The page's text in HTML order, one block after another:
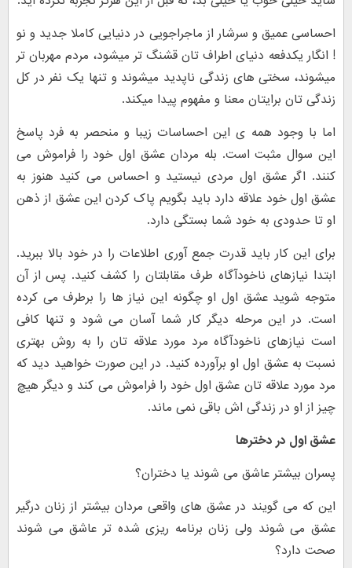
‎احساسی عمیق و سرشار از ماجراجویی در دنیایی کاملا جدید و نو
! انگار یکدفعه دنیای اطراف تان قشنگ تر میشود، مردم مهربان تر
میشوند، سختی های زندگی ناپدید میشوند و تنها یک نفر در کل
زندگی تان برایتان معنا و مفهوم پیدا میکند.
اما با وجود همه ی این احساسات زیبا و منحصر به فرد پاسخ
این سوال مثبت است. بله مردان عشق اول خود را فراموش می
کنند. اگر عشق اول مردی نیستید و احساس می کنید هنوز به
عشق اول خود علاقه دارد باید بگویم پاک کردن این عشق از ذهن
او تا حدودی به خود شما بستگی دارد.
برای این کار باید قدرت جمع آوری اطلاعات را در خود بالا ببرید.
ابتدا نیازهای ناخودآگاه طرف مقابلتان را کشف کنید. پس از آن
متوجه شوید عشق اول او چگونه این نیاز ها را برطرف می کرده
است. در این مرحله دیگر کار شما آسان می شود و تنها کافی
است نیازهای ناخودآگاه مرد مورد علاقه تان را به روش بهتری
نسبت به عشق اول او برآورده کنید. در این صورت خواهید دید که
مرد مورد علاقه تان عشق اول خود را فراموش می کند و دیگر هیچ
چیز از او در زندگی اش باقی نمی ماند.
عشق اول در دخترها
پسران بیشتر عاشق می شوند یا دختران؟
این که می گویند در عشق های واقعی مردان بیشتر از زنان درگیر
عشق می شوند ولی زنان برنامه ریزی شده تر عاشق می شوند
صحت دارد؟